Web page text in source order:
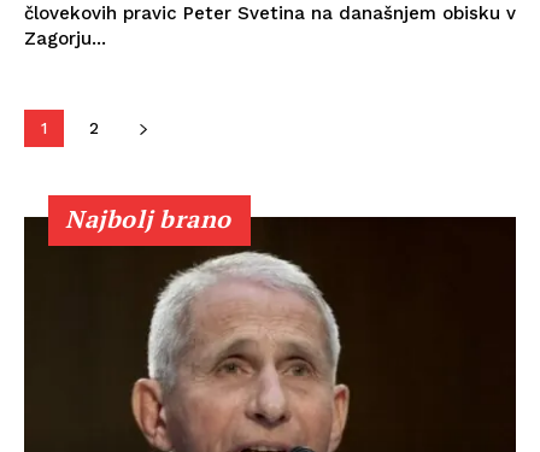
človekovih pravic Peter Svetina na današnjem obisku v
Zagorju...
1 2
Najbolj brano